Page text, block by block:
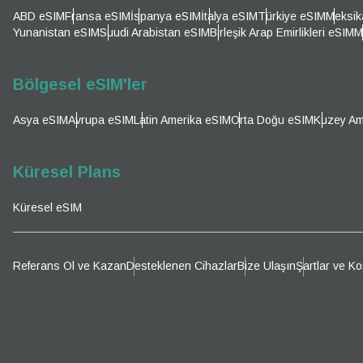
ABD eSIMFransa eSIMİspanya eSIMİtalya eSIMTürkiye eSIM
Yunanistan eSIMSuudi Arabistan eSIMBirleşik Arap Emirlikleri eSIM
Bölgesel eSIM'ler
Asya eSIMAvrupa eSIMLatin Amerika eSIMOrta Doğu eSIMKuzey
Küresel Plans
Küresel eSIM
Referans Ol ve KazanDesteklenen CihazlarBize UlaşınŞartlar ve
E-